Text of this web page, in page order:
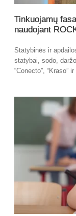
Tinkuojamų
naudojant
Statybinės ir
statybai, sodo,
“Conecto”, “Kraso” ir